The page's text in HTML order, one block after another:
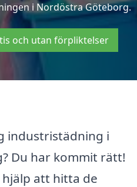
i Nordöstra Göteborg.
och utan förpliktelser
industristädning i
Du har kommit rätt!
att hitta de